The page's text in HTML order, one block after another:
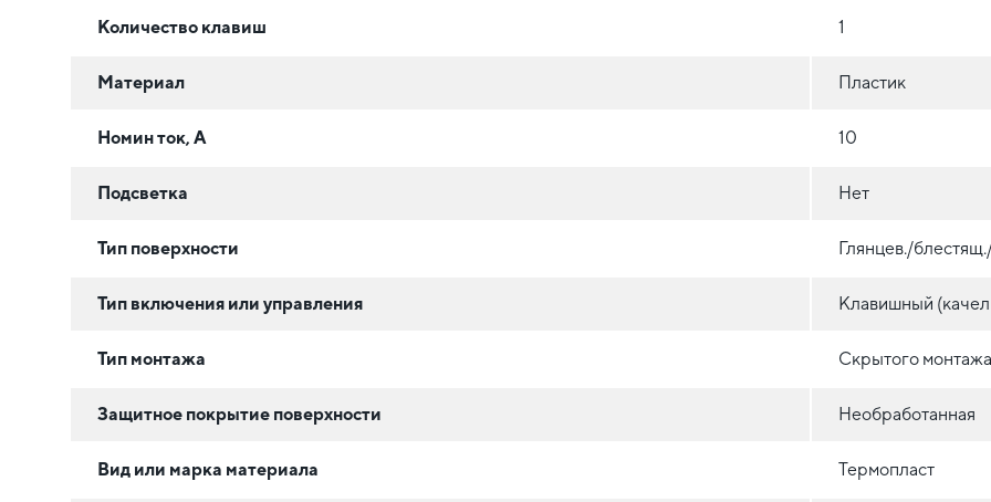
Количество клавиш 1
Материал Пластик
Номин ток, А 10
Подсветка Нет
Тип поверхности Глянцев./
Тип включения или управления Клавишный
Тип монтажа Скрытого
Защитное покрытие поверхности Необработанная
Вид или марка материала Термопласт